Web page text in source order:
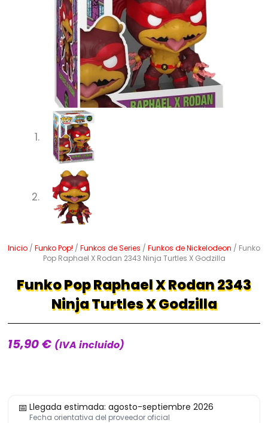
Inicio / Funko Pop! / Funkos de Series / Funkos de Nickelodeon / Funko
Pop Raphael X Rodan 2343 Ninja Turtles X Godzilla
Funko Pop Raphael X Rodan 2343
Ninja Turtles X Godzilla
15,90€ (IVA incluido)
📅 Llegada estimada: agosto-septiembre 2026
Fecha orientativa del proveedor oficial
Pop